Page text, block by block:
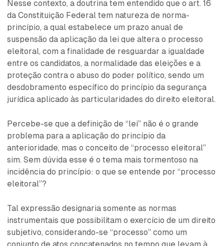
Nesse contexto, a doutrina tem entendido que o art. 16
da Constituição Federal tem natureza de norma-
princípio, a qual estabelece um prazo anual de
suspensão da aplicação da lei que altera o processo
eleitoral, com a finalidade de resguardar a igualdade
entre os candidatos, a normalidade das eleições e a
proteção contra o abuso do poder político, sendo um
desdobramento específico do princípio da segurança
jurídica aplicado às particularidades do direito eleitoral.
Percebe-se que a definição de “lei” não é o grande
problema para a aplicação do princípio da
anterioridade, mas o conceito de “processo eleitoral”
sim. Sem dúvida esse é o tema mais tormentoso na
incidência do princípio: o que se entende por “processo
eleitoral”?
Tal expressão designaria somente as normas
instrumentais que possibilitam o exercício de um direito
subjetivo, considerando-se “processo” como um